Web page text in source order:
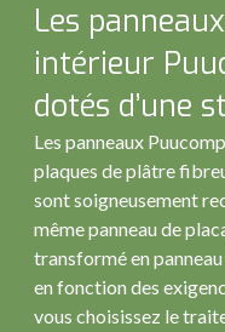
Les
intérieur
dotés d’une
Les panneaux
plaques de plâtre
sont soigneusement
même panneau de
transformé en
en fonction des
vous choisissez le